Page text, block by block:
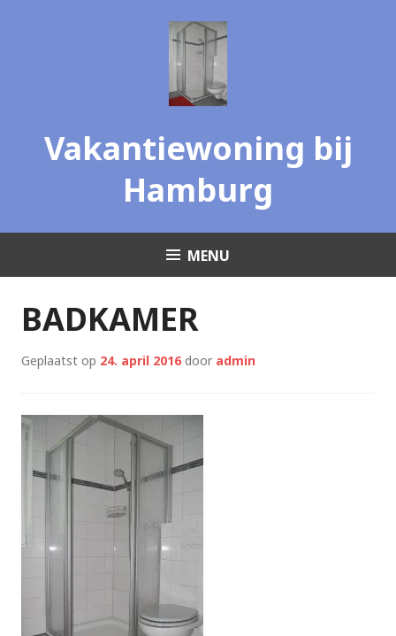
Vakantiewoning bij
Hamburg
MENU
BADKAMER
Geplaatst op 24. april 2016 door admin